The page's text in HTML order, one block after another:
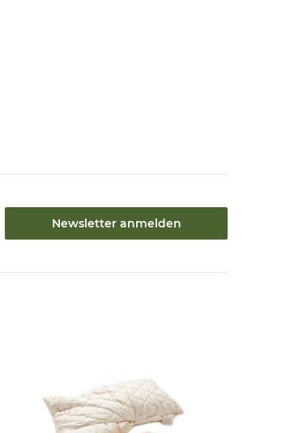
Newsletter anmelden